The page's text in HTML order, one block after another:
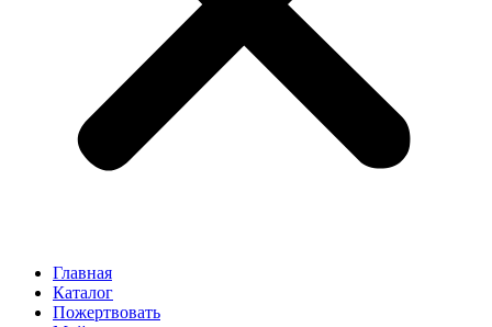
Главная
Каталог
Пожертвовать